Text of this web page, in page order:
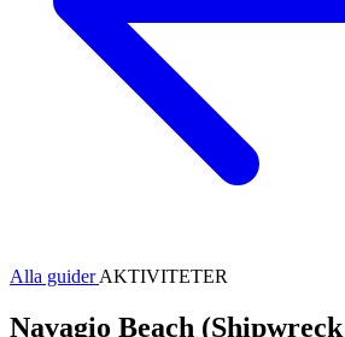
Alla guiderAKTIVITETER
Navagio Beach